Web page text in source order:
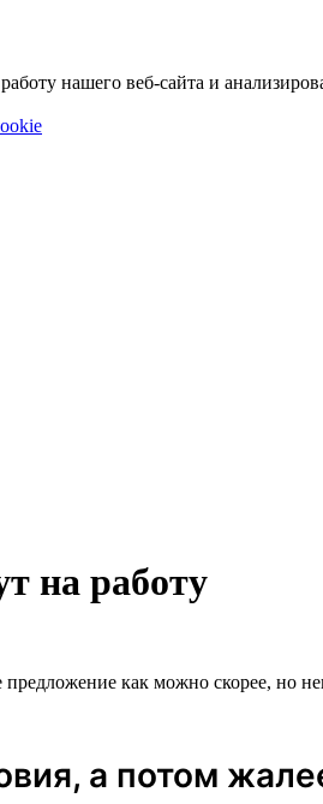
нашего веб-сайта и
на работу
предложение как можно скорее, но
а потом